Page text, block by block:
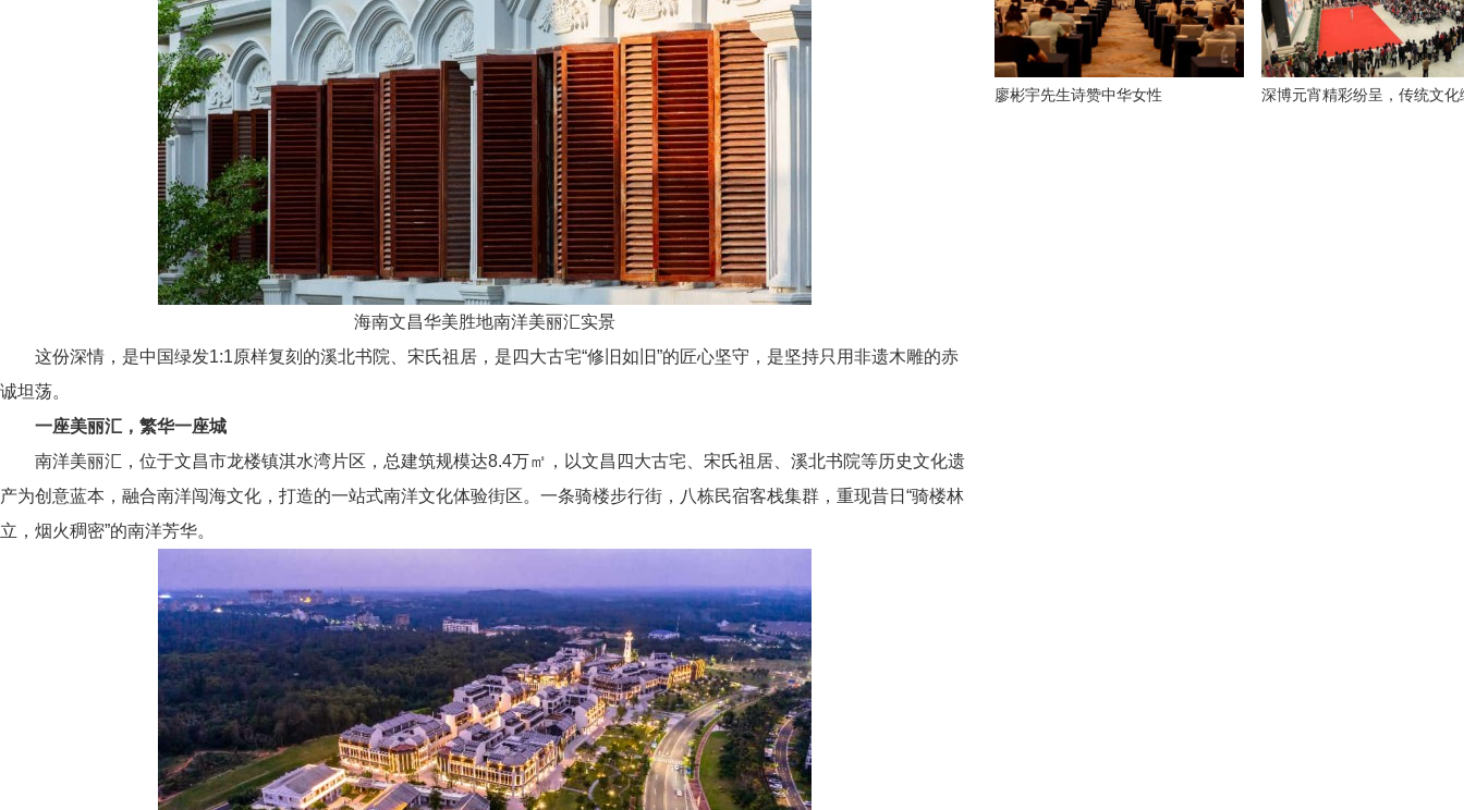
海南文昌华美胜地南洋美丽汇实景
这份深情，是中国绿发1:1原样复刻的溪北书院、宋氏祖居，是四大古宅“修旧如旧”的匠心坚守，是坚持只用非遗木雕的赤
诚坦荡。
一座美丽汇，繁华一座城
南洋美丽汇，位于文昌市龙楼镇淇水湾片区，总建筑规模达8.4万㎡，以文昌四大古宅、宋氏祖居、溪北书院等历史文化遗
产为创意蓝本，融合南洋闯海文化，打造的一站式南洋文化体验街区。一条骑楼步行街，八栋民宿客栈集群，重现昔日“骑楼林
立，烟火稠密”的南洋芳华。
廖彬宇先生诗赞中华女性